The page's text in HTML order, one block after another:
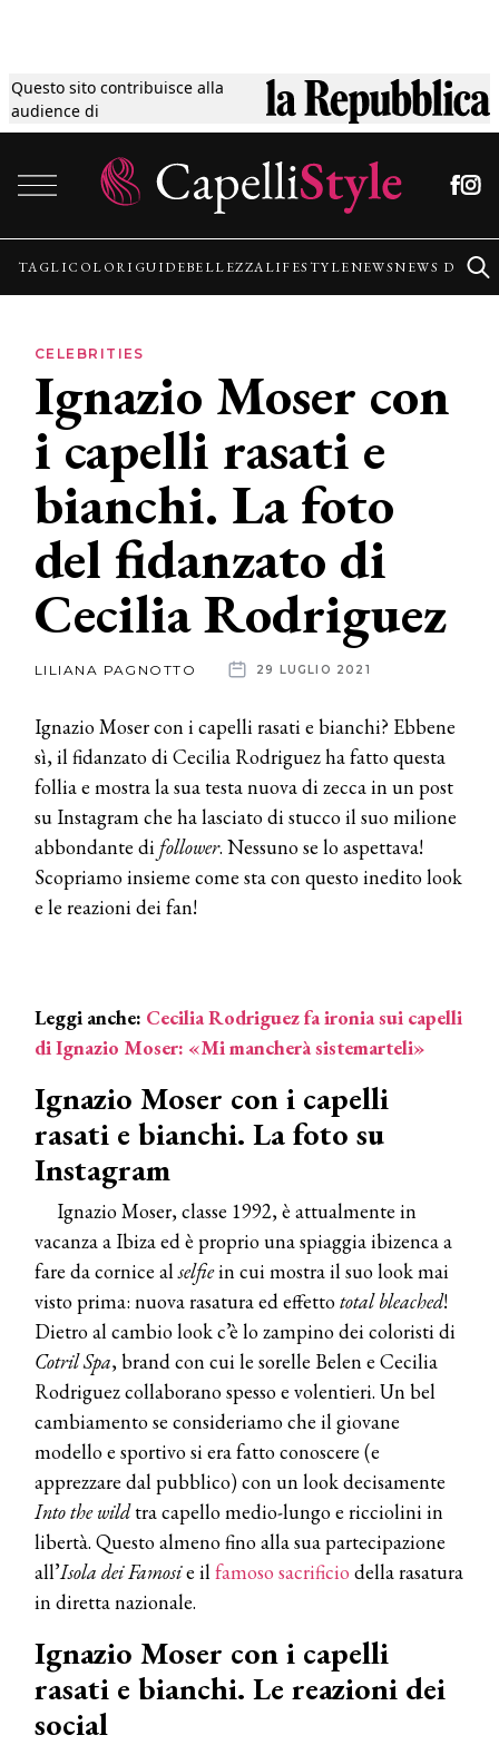
Questo sito contribuisce alla
audience di
Tagli
Colori
Guide
Lifestyle
News
News
dalle
aziende
TAGLICOLORI GUIDEBELLEZZALIFESTYLENEWSNEWS
CELEBRITIES
Ignazio Moser con
i capelli rasati e
bianchi. La foto
del fidanzato di
Cecilia Rodriguez
LILIANA PAGNOTTO 29 LUGLIO 2021
Ignazio Moser con i capelli rasati e bianchi? Ebbene
sì, il fidanzato di Cecilia Rodriguez ha fatto questa
follia e mostra la sua testa nuova di zecca in un post
su Instagram che ha lasciato di stucco il suo milione
abbondante di follower. Nessuno se lo aspettava!
Scopriamo insieme come sta con questo inedito look
e le reazioni dei fan!
Leggi anche: Cecilia Rodriguez fa ironia sui capelli
di Ignazio Moser: «Mi mancherà sistemarteli»
Ignazio Moser con i capelli
rasati e bianchi. La foto su
Instagram
Ignazio Moser, classe 1992, è attualmente in
vacanza a Ibiza ed è proprio una spiaggia ibizenca a
fare da cornice alselfiein cui mostra il suo look mai
visto prima: nuova rasatura ed effettototal bleached!
Dietro al cambio look c’è lo zampino dei coloristi di
Cotril Spa, brand con cui le sorelle Belen e Cecilia
Rodriguez collaborano spesso e volentieri. Un bel
cambiamento se consideriamo che il giovane
modello e sportivo si era fatto conoscere (e
apprezzare dal pubblico) con un look decisamente
Into the wildtra capello medio-lungo e ricciolini in
libertà. Questo almeno fino alla sua partecipazione
all’Isola dei Famosie ilfamoso sacrificio della rasatura
in diretta nazionale.
Ignazio Moser con i capelli
rasati e bianchi. Le reazioni dei
social